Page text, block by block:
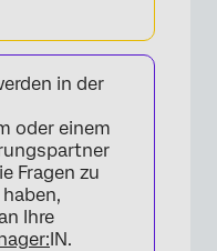
in der
oder einem
Fragen zu
Ihre
IN.